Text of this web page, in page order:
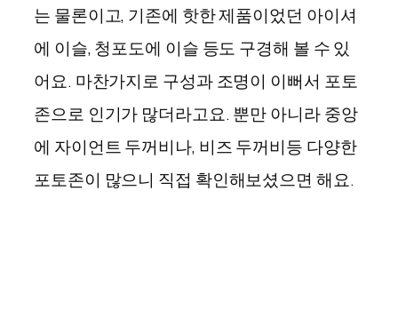
는 물론이고, 기존에 핫한 제품이었던 아이셔
에 이슬, 청포도에 이슬 등도 구경해 볼 수 있
어요. 마찬가지로 구성과 조명이 이뻐서 포토
존으로 인기가 많더라고요. 뿐만 아니라 중앙
에 자이언트 두꺼비나, 비즈 두꺼비등 다양한
포토존이 많으니 직접 확인해보셨으면 해요.